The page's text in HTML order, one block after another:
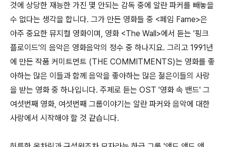
것에 상당한 재능한 가진 몇 안되는 감독 중에 알란 파커를 빼놓을
수 없다는 생각을 합니다. 그가 만든 영화들 중 <페임 Fame>은
아주 중요한 뮤지컬 영화이며, 영화 <The Wall>에서 듣는 '핑크
플로이드'의 음악은 영화음악의 정수 중 하나지요. 그리고 1991년
에 만든 작품 커미트먼트 (THE COMMITMENTS)는 영화를 좋
아하는 많은 이들과 함께 음악을 좋아하는 많은 젊은이들의 사랑
을 받는 영화 중 하나입니다. 주제로 듣는 OST '영화 속 밴드' 그
여섯번째 영화, 여섯번째 그룹이야기는 알란 파커와 음악에 대한
사랑에서 시작해야 할 것 같습니다.